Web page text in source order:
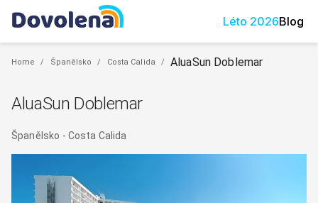
Léto 2026Blog
Home / Španělsko / Costa Calida / AluaSun Doblemar
AluaSun Doblemar
Španělsko - Costa Calida